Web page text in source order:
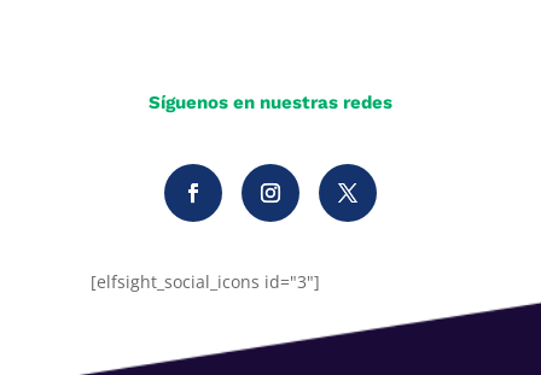
Síguenos en nuestras redes
[elfsight_social_icons id="3"]